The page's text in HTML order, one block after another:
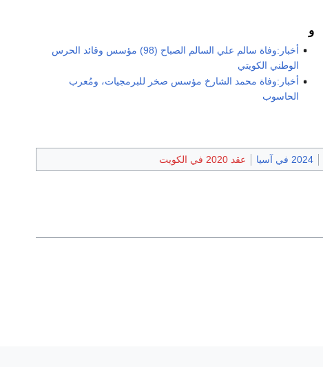
و
أخبار:وفاة سالم علي السالم الصباح (98) مؤسس وقائد الحرس
الوطني الكويتي
أخبار:وفاة محمد الشارخ مؤسس صخر للبرمجيات، ومُعرب
الحاسوب
2024 في آسيا عقد 2020 في الكويت